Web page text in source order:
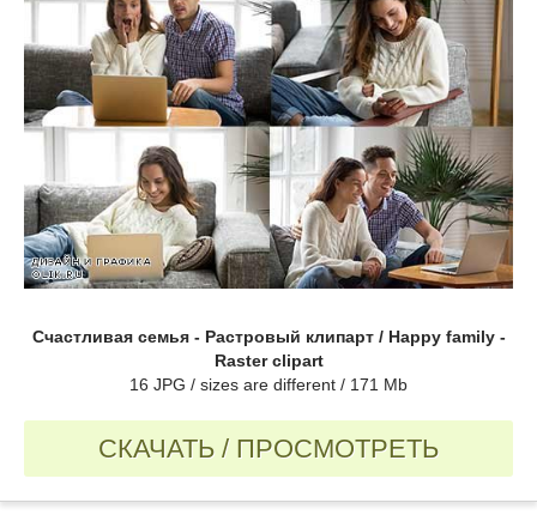
Счастливая семья - Растровый клипарт / Happy family -
Raster clipart
16 JPG / sizes are different / 171 Mb
СКАЧАТЬ / ПРОСМОТРЕТЬ